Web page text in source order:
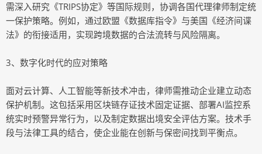
需深入研究《TRIPS协定》等国际规则，协调各国代理律师制定统
一保护策略。例如，通过欧盟《数据库指令》与美国《经济间谍
法》的衔接适用，实现跨境数据的合法流转与风险隔离。
3、数字化时代的应对策略
面对云计算、人工智能等新技术冲击，律师需推动企业建立动态
保护机制。这包括采用区块链存证技术固定证据、部署AI监控系
统实时预警异常行为，以及制定数据出境安全评估方案。技术手
段与法律工具的结合，使企业能在创新与保密间找到平衡点。